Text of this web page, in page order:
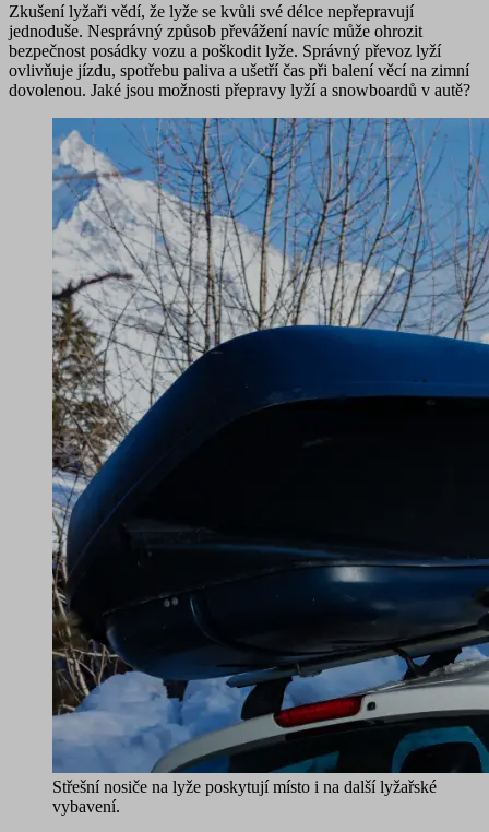
Zkušení lyžaři vědí, že lyže se kvůli své délce nepřepravují
jednoduše. Nesprávný způsob převážení navíc může ohrozit
bezpečnost posádky vozu a poškodit lyže. Správný převoz lyží
ovlivňuje jízdu, spotřebu paliva a ušetří čas při balení věcí na zimní
dovolenou. Jaké jsou možnosti přepravy lyží a snowboardů v autě?
Střešní nosiče na lyže poskytují místo i na další lyžařské
vybavení.